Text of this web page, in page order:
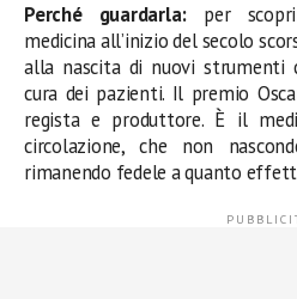
Perché guardarla: per
medicina all’inizio del secolo
alla nascita di nuovi strumenti
cura dei pazienti. Il premio
regista e produttore. È il
circolazione, che non
rimanendo fedele a quanto